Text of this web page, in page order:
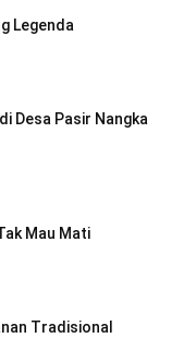
Legenda
Desa Pasir Nangka
Mau Mati
Tradisional